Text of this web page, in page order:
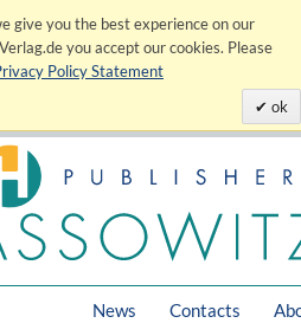
give you the best experience on our
you accept our cookies. Please
Policy Statement
ok
News Contacts